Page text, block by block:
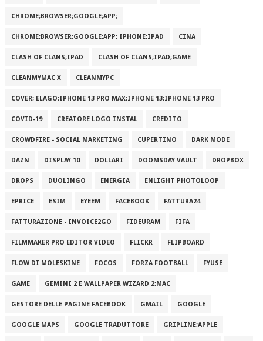
CHROME;BROWSER;GOOGLE;APP;
CHROME;BROWSER;GOOGLE;APP; IPHONE;IPAD CINA
CLASH OF CLANS;IPAD CLASH OF CLANS;IPAD;GAME
CLEANMYMAC X CLEANMYPC
COVER; ELAGO;IPHONE 13 PRO MAX;IPHONE 13;IPHONE 13 PRO
COVID-19 CREATORE LOGO INSTAL CREDITO
CROWDFIRE - SOCIAL MARKETING CUPERTINO DARK MODE
DAZN DISPLAY 10 DOLLARI DOOMSDAY VAULT DROPBOX
DROPS DUOLINGO ENERGIA ENLIGHT PHOTOLOOP
EPRICE ESIM EYEEM FACEBOOK FATTURA24
FATTURAZIONE - INVOICE2GO FIDEURAM FIFA
FILMMAKER PRO EDITOR VIDEO FLICKR FLIPBOARD
FLOW DI MOLESKINE FOCOS FORZA FOOTBALL FYUSE
GAME GEMINI 2 E WALLPAPER WIZARD 2;MAC
GESTORE DELLE PAGINE FACEBOOK GMAIL GOOGLE
GOOGLE MAPS GOOGLE TRADUTTORE GRIPLINE;APPLE